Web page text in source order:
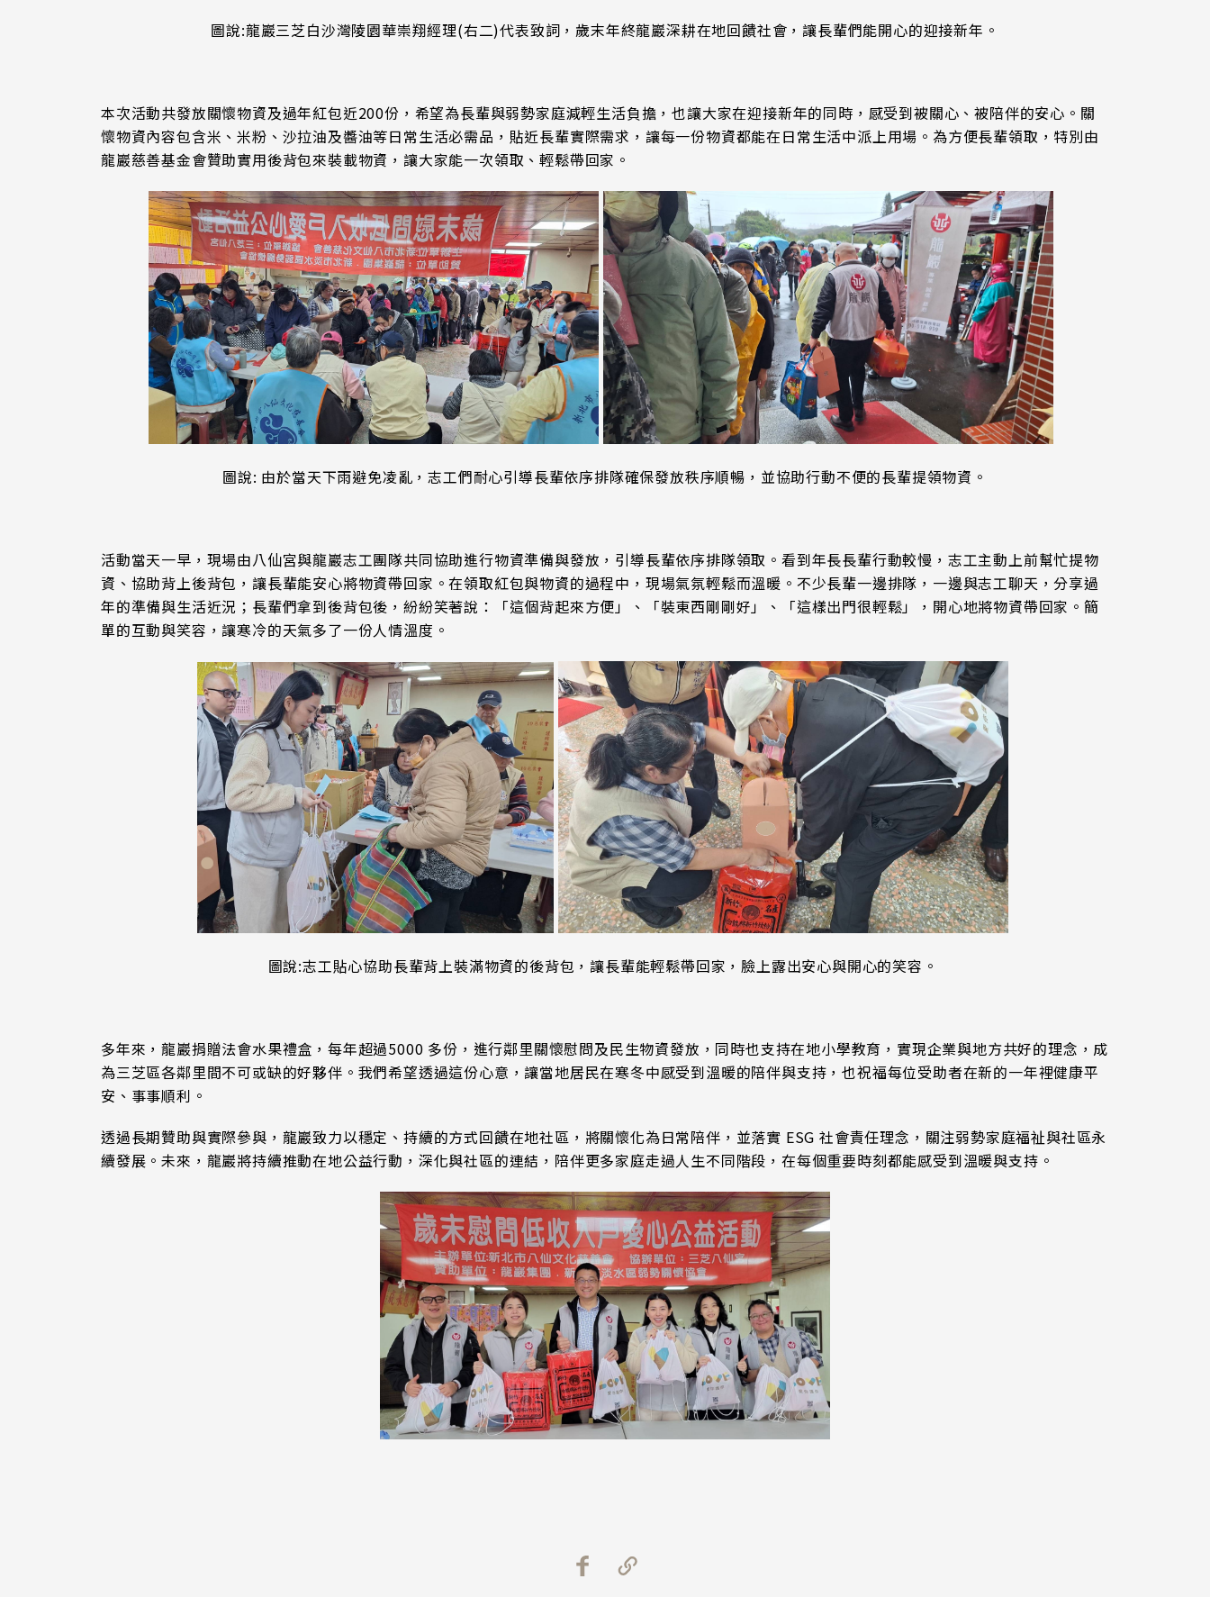
圖說:龍巖三芝白沙灣陵園華崇翔經理(右二)代表致詞，歲末年終龍巖深耕在地回饋社會，讓長輩們能開心的迎接新年。
本次活動共發放關懷物資及過年紅包近200份，希望為長輩與弱勢家庭減輕生活負擔，也讓大家在迎接新年的同時，感受到被關心、被陪伴的安心。關
懷物資內容包含米、米粉、沙拉油及醬油等日常生活必需品，貼近長輩實際需求，讓每一份物資都能在日常生活中派上用場。為方便長輩領取，特別由
龍巖慈善基金會贊助實用後背包來裝載物資，讓大家能一次領取、輕鬆帶回家。
圖說: 由於當天下雨避免凌亂，志工們耐心引導長輩依序排隊確保發放秩序順暢，並協助行動不便的長輩提領物資。
活動當天一早，現場由八仙宮與龍巖志工團隊共同協助進行物資準備與發放，引導長輩依序排隊領取。看到年長長輩行動較慢，志工主動上前幫忙提物
資、協助背上後背包，讓長輩能安心將物資帶回家。在領取紅包與物資的過程中，現場氣氛輕鬆而溫暖。不少長輩一邊排隊，一邊與志工聊天，分享過
年的準備與生活近況；長輩們拿到後背包後，紛紛笑著說：「這個背起來方便」、「裝東西剛剛好」、「這樣出門很輕鬆」，開心地將物資帶回家。簡
單的互動與笑容，讓寒冷的天氣多了一份人情溫度。
圖說:志工貼心協助長輩背上裝滿物資的後背包，讓長輩能輕鬆帶回家，臉上露出安心與開心的笑容。
多年來，龍巖捐贈法會水果禮盒，每年超過5000 多份，進行鄰里關懷慰問及民生物資發放，同時也支持在地小學教育，實現企業與地方共好的理念，成
為三芝區各鄰里間不可或缺的好夥伴。我們希望透過這份心意，讓當地居民在寒冬中感受到溫暖的陪伴與支持，也祝福每位受助者在新的一年裡健康平
安、事事順利。
透過長期贊助與實際參與，龍巖致力以穩定、持續的方式回饋在地社區，將關懷化為日常陪伴，並落實 ESG 社會責任理念，關注弱勢家庭福祉與社區永
續發展。未來，龍巖將持續推動在地公益行動，深化與社區的連結，陪伴更多家庭走過人生不同階段，在每個重要時刻都能感受到溫暖與支持。